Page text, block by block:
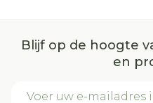
Blijf op de hoogte
en